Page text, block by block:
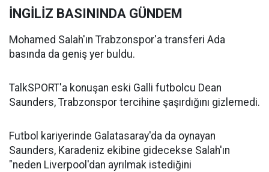
İNGİLİZ BASININDA GÜNDEM
Mohamed Salah'ın Trabzonspor'a transferi Ada
basında da geniş yer buldu.
TalkSPORT'a konuşan eski Galli futbolcu Dean
Saunders, Trabzonspor tercihine şaşırdığını gizlemedi.
Futbol kariyerinde Galatasaray'da da oynayan
Saunders, Karadeniz ekibine gidecekse Salah'ın
"neden Liverpool'dan ayrılmak istediğini